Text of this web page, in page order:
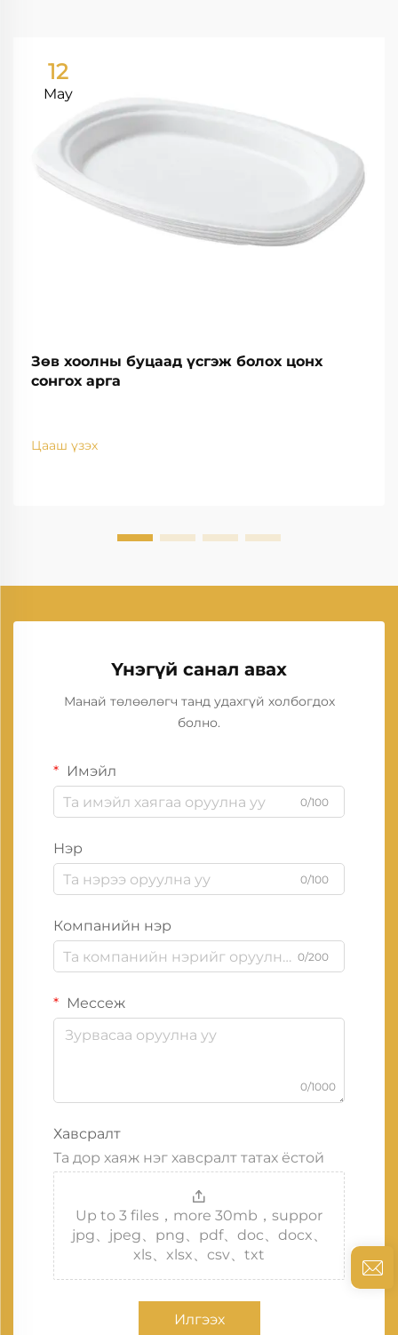
12
May
Зөв хоолны буцаад үсгэж болох цонх
сонгох арга
Цааш үзэх
Үнэгүй санал авах
Манай төлөөлөгч танд удахгүй холбогдох
болно.
Имэйл
0/100
Нэр
0/100
Компанийн нэр
0/200
Мессеж
0/1000
Хавсралт
Та дор хаяж нэг хавсралт татах ёстой
Up to 3 files，more 30mb，suppor
jpg、jpeg、png、pdf、doc、docx、
xls、xlsx、csv、txt
Илгээх